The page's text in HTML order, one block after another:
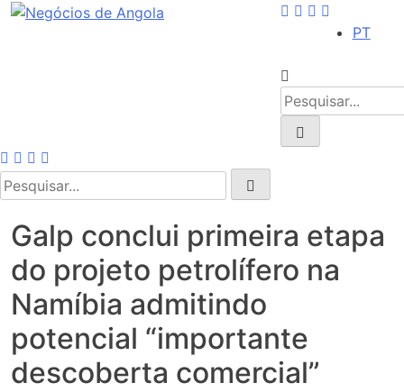
Skip
PT
Galp conclui primeira etapa
do projeto petrolífero na
Namíbia admitindo
potencial “importante
descoberta comercial”